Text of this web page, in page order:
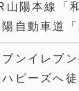
山陽本線「
陽自動車道
ブンイレブ
ハピーズへ